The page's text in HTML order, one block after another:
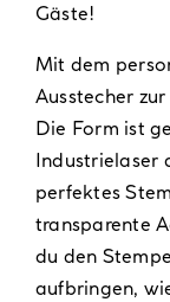
Gäste!
Mit dem
Ausstecher
Die Form ist
Industrielaser
perfektes
transparente
du den
aufbringen,